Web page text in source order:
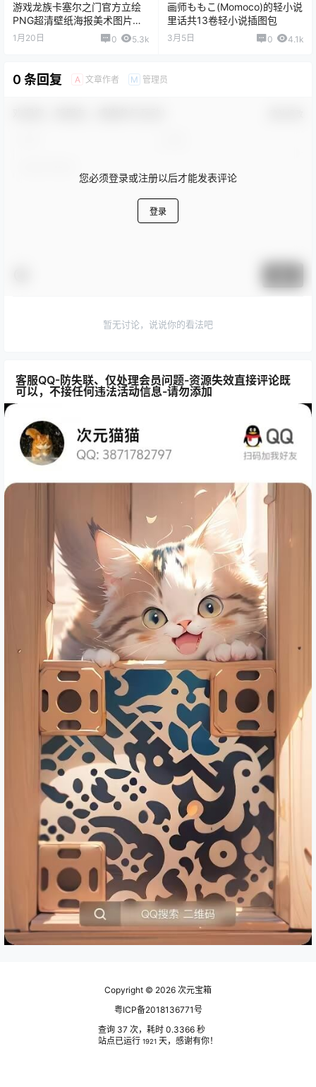
游戏龙族卡塞尔之门官方立绘
PNG超清壁纸海报美术图片素
材包
1月20日 0 5.3k
画师ももこ(Momoco)的轻小说
里话共13卷轻小说插图包
3月5日 0 4.1k
0 条回复 A 文章作者 M 管理员
您必须登录或注册以后才能发表评论
登录
暂无讨论，说说你的看法吧
客服QQ-防失联、仅处理会员问题-资源失效直接评论既
可以，不接任何违法活动信息-请勿添加
Copyright © 2026 次元宝箱
粤ICP备2018136771号
查询 37 次，耗时 0.3366 秒
站点已运行 1921 天，感谢有你！